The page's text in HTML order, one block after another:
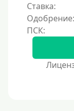
Ставка:
Одобрение: